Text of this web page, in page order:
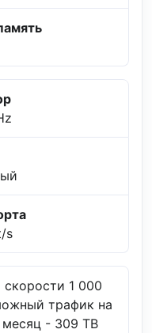
s
1 000
трафик на
месяц - 309 TB